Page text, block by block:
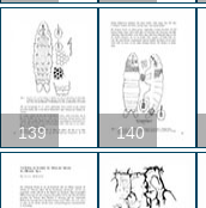
139 140